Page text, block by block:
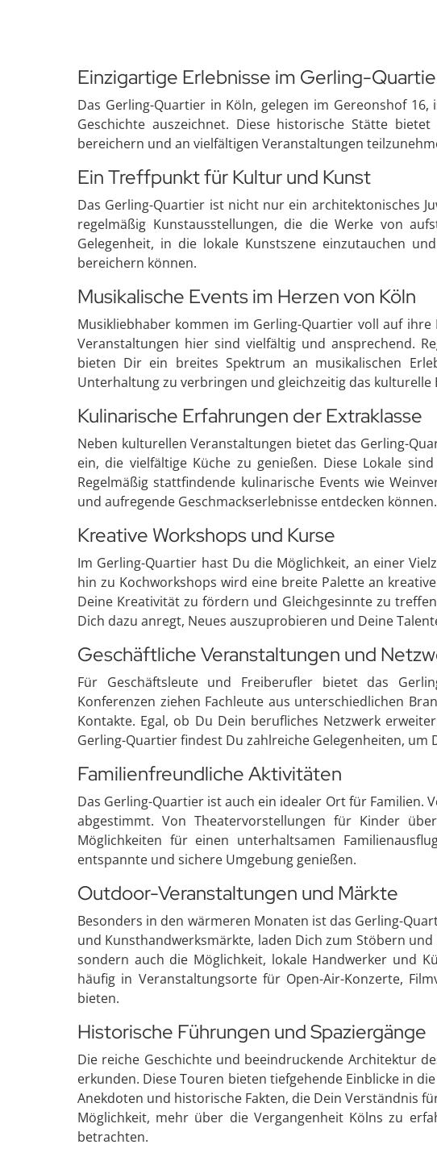
Einzigartige Erlebnisse im Gerling-
Das Gerling-Quartier in Köln, gelegen im Gereonshof
Geschichte auszeichnet. Diese historische Stätte
bereichern und an vielfältigen Veranstaltungen
Ein Treffpunkt für Kultur und Kunst
Das Gerling-Quartier ist nicht nur ein architektonisches
regelmäßig Kunstausstellungen, die die Werke von
Gelegenheit, in die lokale Kunstszene einzutauchen
bereichern können.
Musikalische Events im Herzen von Köln
Musikliebhaber kommen im Gerling-Quartier voll auf
Veranstaltungen hier sind vielfältig und ansprechend.
bieten Dir ein breites Spektrum an musikalischen
Unterhaltung zu verbringen und gleichzeitig das kulturelle
Kulinarische Erfahrungen der Extraklasse
Neben kulturellen Veranstaltungen bietet das Gerling-
ein, die vielfältige Küche zu genießen. Diese Lokale
Regelmäßig stattfindende kulinarische Events wie
und aufregende Geschmackserlebnisse entdecken können.
Kreative Workshops und Kurse
Im Gerling-Quartier hast Du die Möglichkeit, an einer
hin zu Kochworkshops wird eine breite Palette an
Deine Kreativität zu fördern und Gleichgesinnte zu
Dich dazu anregt, Neues auszuprobieren und Deine
Geschäftliche Veranstaltungen und
Für Geschäftsleute und Freiberufler bietet das
Konferenzen ziehen Fachleute aus unterschiedlichen
Kontakte. Egal, ob Du Dein berufliches Netzwerk
Gerling-Quartier findest Du zahlreiche Gelegenheiten, um
Familienfreundliche Aktivitäten
Das Gerling-Quartier ist auch ein idealer Ort für Familien.
abgestimmt. Von Theatervorstellungen für Kinder
Möglichkeiten für einen unterhaltsamen
entspannte und sichere Umgebung genießen.
Outdoor-Veranstaltungen und Märkte
Besonders in den wärmeren Monaten ist das Gerling-
und Kunsthandwerksmärkte, laden Dich zum Stöbern
sondern auch die Möglichkeit, lokale Handwerker und
häufig in Veranstaltungsorte für Open-Air-Konzerte,
bieten.
Historische Führungen und Spaziergänge
Die reiche Geschichte und beeindruckende Architektur
erkunden. Diese Touren bieten tiefgehende Einblicke in
Anekdoten und historische Fakten, die Dein Verständnis
Möglichkeit, mehr über die Vergangenheit Kölns zu
betrachten.